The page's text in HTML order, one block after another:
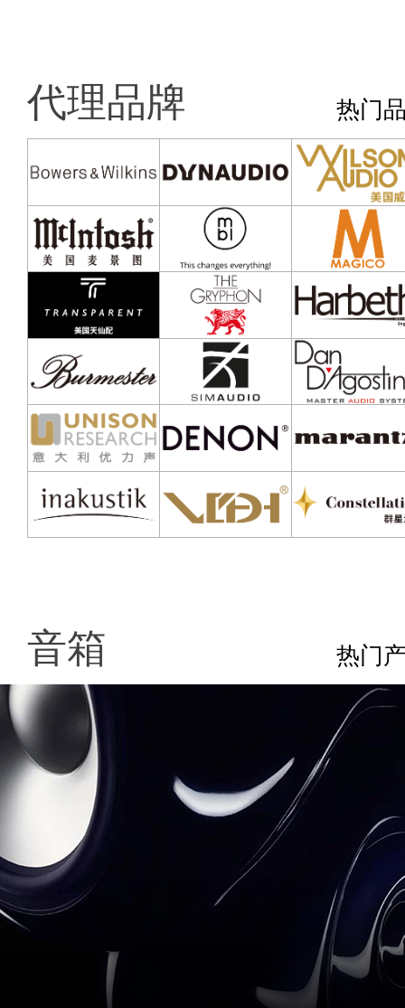
代理品牌 热门
音箱 热门